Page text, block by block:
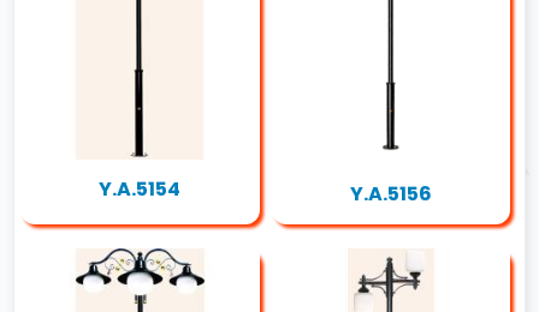
Y.A.5154 Y.A.5156